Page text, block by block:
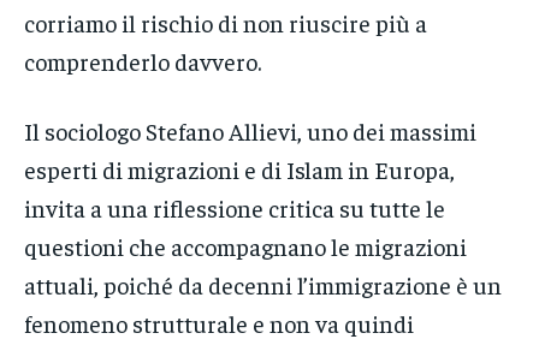
corriamo il rischio di non riuscire più a
comprenderlo davvero.
Il sociologo Stefano Allievi, uno dei massimi
esperti di migrazioni e di Islam in Europa,
invita a una riflessione critica su tutte le
questioni che accompagnano le migrazioni
attuali, poiché da decenni l’immigrazione è un
fenomeno strutturale e non va quindi